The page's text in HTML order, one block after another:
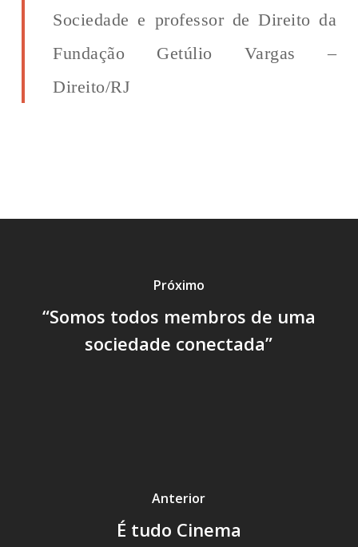
Sociedade e professor de Direito da
Fundação Getúlio Vargas –
Direito/RJ
Próximo
“Somos todos membros de uma
sociedade conectada”
Anterior
É tudo Cinema